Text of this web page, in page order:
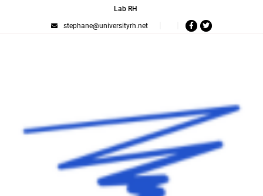
Lab RH
stephane@universityrh.net